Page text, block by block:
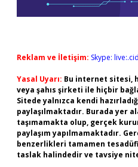
Reklam ve İletişim: Skype:
Yasal Uyarı: Bu internet sitesi,
veya şahıs şirketi ile hiçbir
Sitede yalnızca kendi
paylaşılmaktadır. Burada yer
taşımamakta olup, gerçek
paylaşım yapılmamaktadır.
benzerlikleri tamamen
taslak halindedir ve tavsiye